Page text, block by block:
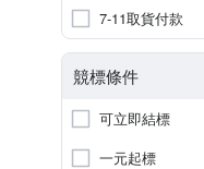
7-11取貨付款
競標條件
可立即結標
一元起標